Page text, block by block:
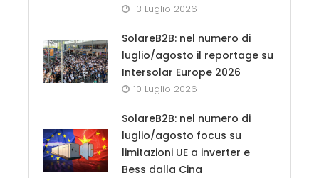
13 Luglio 2026
SolareB2B: nel numero di
luglio/agosto il reportage su
Intersolar Europe 2026
10 Luglio 2026
SolareB2B: nel numero di
luglio/agosto focus su
limitazioni UE a inverter e
Bess dalla Cina